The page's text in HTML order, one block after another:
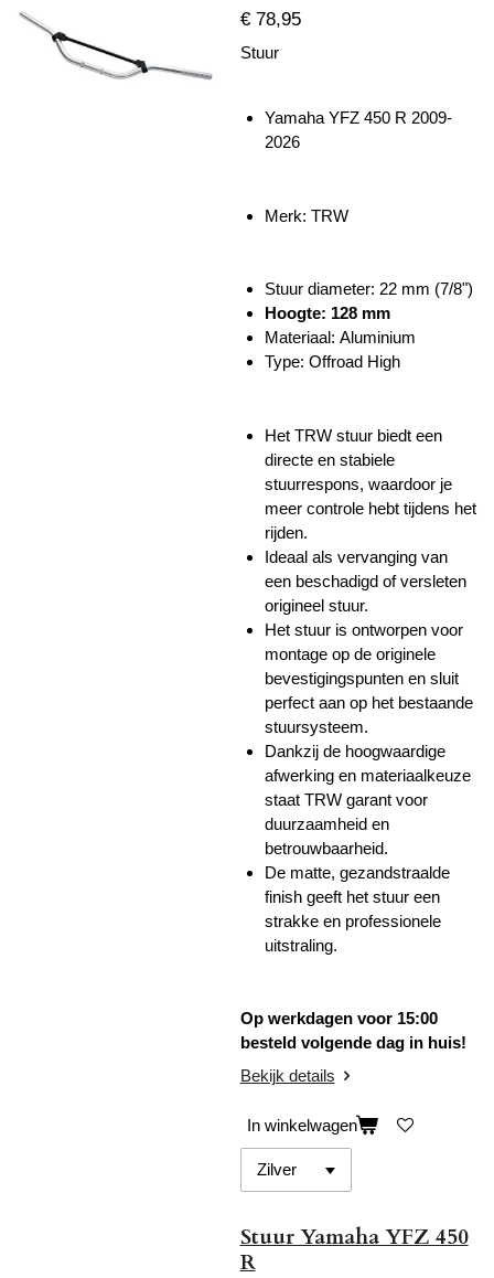
€ 78,95
Stuur
Yamaha YFZ 450 R 2009-
2026
Merk: TRW
Stuur diameter: 22 mm (7/8")
Hoogte: 128 mm
Materiaal: Aluminium
Type: Offroad High
Het TRW stuur biedt een
directe en stabiele
stuurrespons, waardoor je
meer controle hebt tijdens het
rijden.
Ideaal als vervanging van
een beschadigd of versleten
origineel stuur.
Het stuur is ontworpen voor
montage op de originele
bevestigingspunten en sluit
perfect aan op het bestaande
stuursysteem.
Dankzij de hoogwaardige
afwerking en materiaalkeuze
staat TRW garant voor
duurzaamheid en
betrouwbaarheid.
De matte, gezandstraalde
finish geeft het stuur een
strakke en professionele
uitstraling.
Op werkdagen voor 15:00
besteld volgende dag in huis!
Bekijk details
In winkelwagen
Stuur Yamaha YFZ 450
R